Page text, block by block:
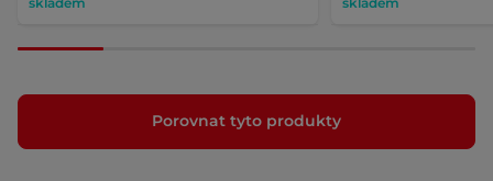
Porovnat tyto produkty